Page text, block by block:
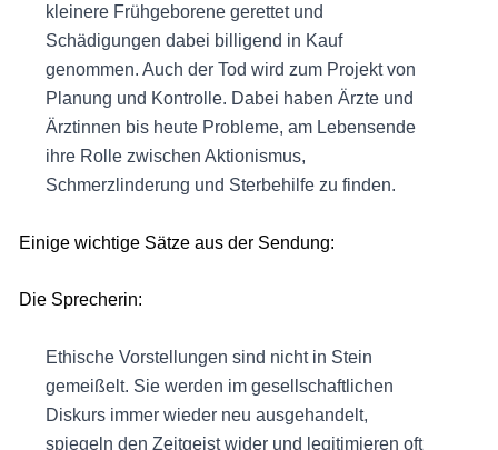
kleinere Frühgeborene gerettet und
Schädigungen dabei billigend in Kauf
genommen. Auch der Tod wird zum Projekt von
Planung und Kontrolle. Dabei haben Ärzte und
Ärztinnen bis heute Probleme, am Lebensende
ihre Rolle zwischen Aktionismus,
Schmerzlinderung und Sterbehilfe zu finden.
Einige wichtige Sätze aus der Sendung:
Die Sprecherin:
Ethische Vorstellungen sind nicht in Stein
gemeißelt. Sie werden im gesellschaftlichen
Diskurs immer wieder neu ausgehandelt,
spiegeln den Zeitgeist wider und legitimieren oft